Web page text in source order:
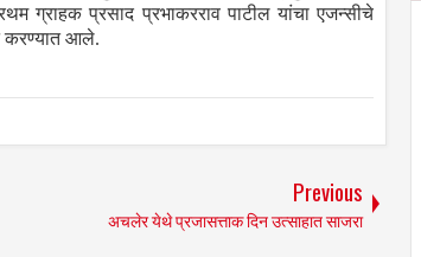
ग्राहक प्रसाद प्रभाकरराव पाटील यांचा एजन्सीचे
करण्यात आले.
Previous
अचलेर येथे प्रजासत्ताक दिन उत्साहात साजरा